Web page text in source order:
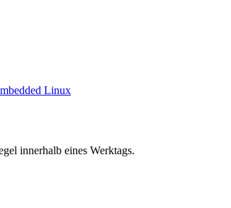
Linux
innerhalb eines Werktags.